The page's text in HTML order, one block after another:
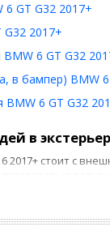
6 GT G32 2017+
2017+
6 GT G32
в бампер) BMW
6 GT G32
в
2017+ стоит с